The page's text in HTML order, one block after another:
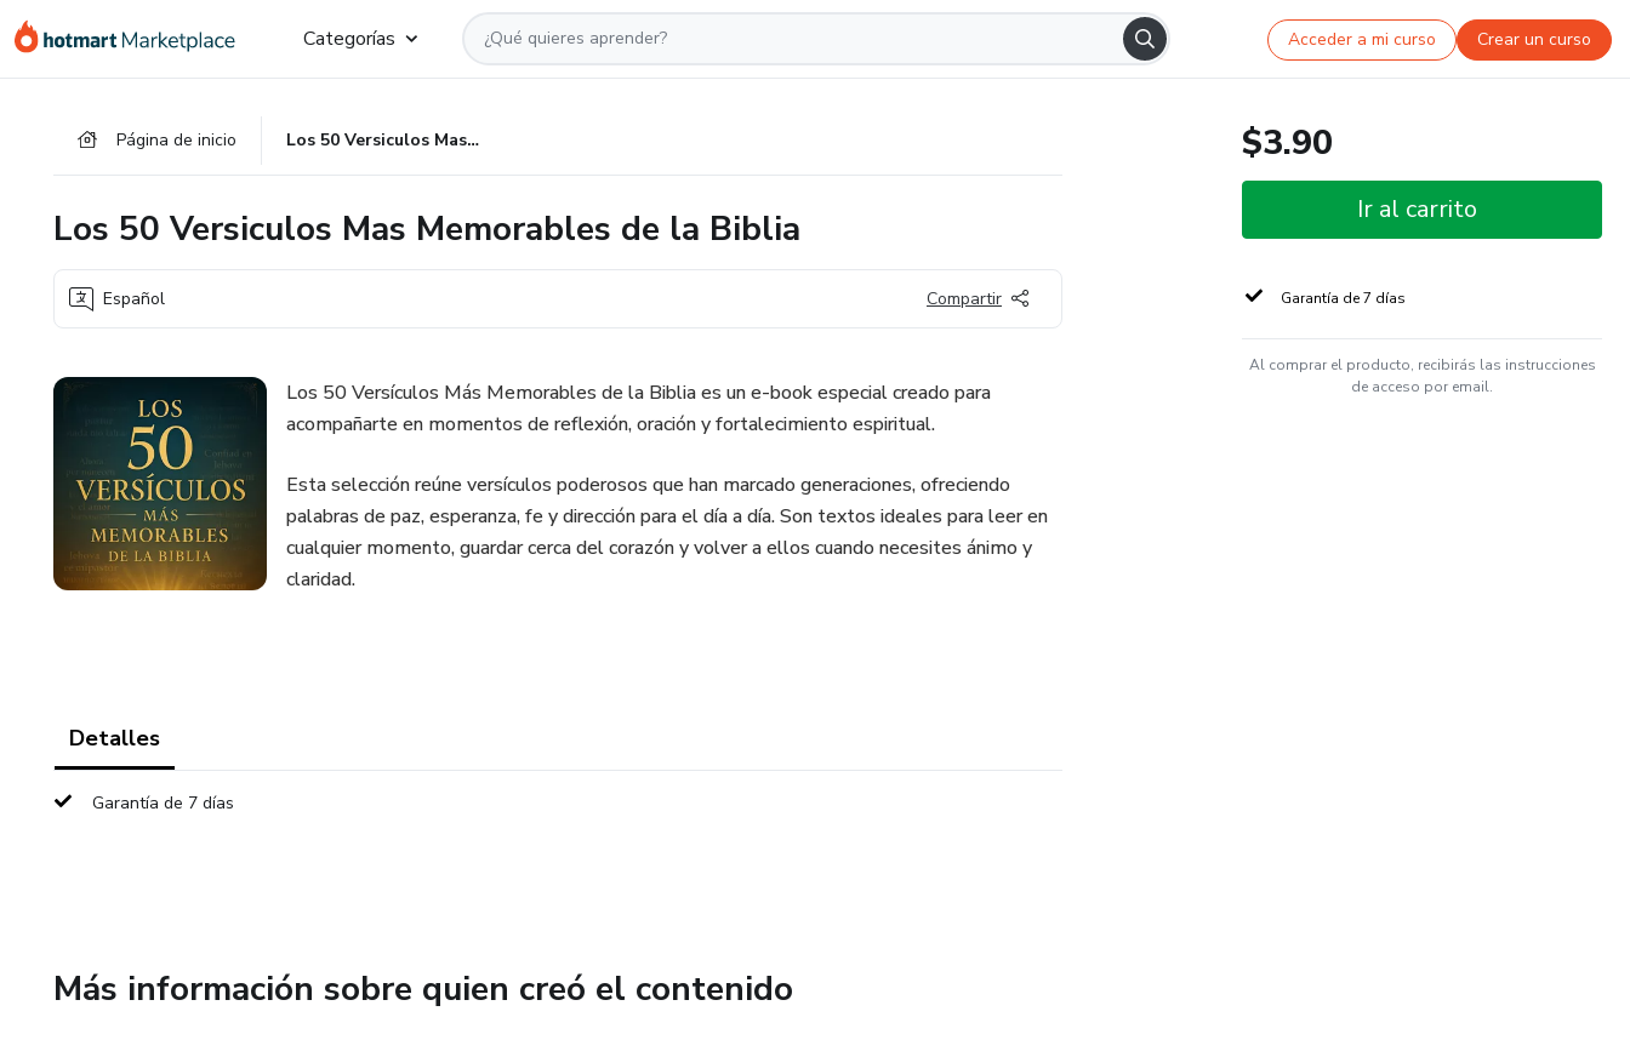
Categorías Acceder a mi curso Crear un curso
Página de inicio Los 50 Versiculos Mas Memorables de la Biblia
Los 50 Versiculos Mas Memorables de la Biblia
Español Compartir
Los 50 Versículos Más Memorables de la Biblia es un e-book especial creado para
acompañarte en momentos de reflexión, oración y fortalecimiento espiritual.
Esta selección reúne versículos poderosos que han marcado generaciones, ofreciendo
palabras de paz, esperanza, fe y dirección para el día a día. Son textos ideales para leer en
cualquier momento, guardar cerca del corazón y volver a ellos cuando necesites ánimo y
claridad.
Detalles
Garantía de 7 días
Más información sobre quien creó el contenido
$3.90
Ir al carrito
Garantía de 7 días
Al comprar el producto, recibirás las instrucciones
de acceso por email.